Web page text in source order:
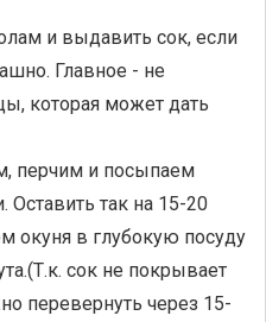
и выдавить сок, если
Главное - не
которая может дать
перчим и посыпаем
Оставить так на 15-20
окуня в глубокую посуду
сок не покрывает
перевернуть через 15-